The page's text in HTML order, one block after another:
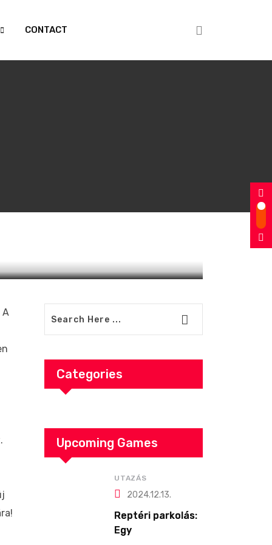
CONTACT
A
Categories
Upcoming Games
UTAZÁS
2024.12.13.
Reptéri parkolás:
Egy